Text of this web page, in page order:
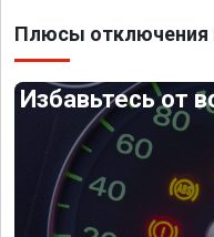
Плюсы отключения
Избавьтесь от